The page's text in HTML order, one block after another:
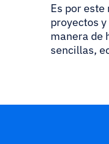
Es por
proyectos
manera de
sencillas,